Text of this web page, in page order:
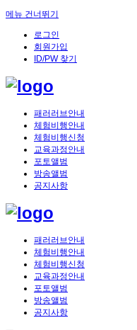
메뉴 건너뛰기
로그인
회원가입
ID/PW 찾기
패러러브안내
체험비행안내
체험비행신청
교육과정안내
포토앨범
방송앨범
공지사항
패러러브안내
체험비행안내
체험비행신청
교육과정안내
포토앨범
방송앨범
공지사항